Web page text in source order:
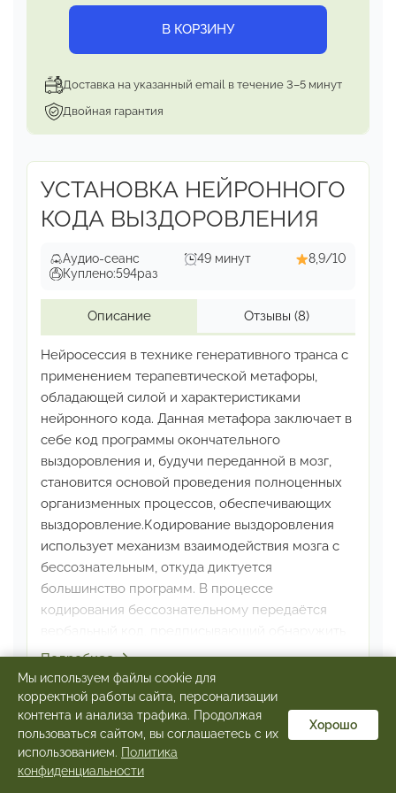
В КОРЗИНУ
Доставка на указанный email в течение 3–5 минут
Двойная гарантия
УСТАНОВКА НЕЙРОННОГО
КОДА ВЫЗДОРОВЛЕНИЯ
Аудио-сеанс 49 минут
8,9/10
Куплено:594раз
Описание Отзывы (8)
Нейросессия в технике генеративного транса с
применением терапевтической метафоры,
обладающей силой и характеристиками
нейронного кода. Данная метафора заключает в
себе код программы окончательного
выздоровления и, будучи переданной в мозг,
становится основой проведения полноценных
организменных процессов, обеспечивающих
выздоровление.Кодирование выздоровления
использует механизм взаимодействия мозга с
бессознательным, откуда диктуется
большинство программ. В процессе
кодирования бессознательному передаётся
программу «болеть»и заменить программой
«выздороветь», снабдив её
необходимыми инструкциями для нейронного
мозга.Данный механизм нейронного
кодирования функционируетна 4-х уровнях
Молекулярном (синтез белков и
Подробнее
★ Акция
Мы используем файлы cookie для
корректной работы сайта, персонализации
контента и анализа трафика. Продолжая
пользоваться сайтом, вы соглашаетесь с их
использованием. Политика
конфиденциальности
Хорошо